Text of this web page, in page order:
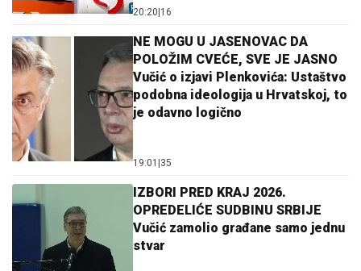
20:20 16
NE MOGU U JASENOVAC DA
POLOŽIM CVEĆE, SVE JE JASNO
Vučić o izjavi Plenkovića: Ustaštvo
podobna ideologija u Hrvatskoj, to
je odavno logično
19:01 35
IZBORI PRED KRAJ 2026.
OPREDELIĆE SUDBINU SRBIJE
Vučić zamolio građane samo jednu
stvar